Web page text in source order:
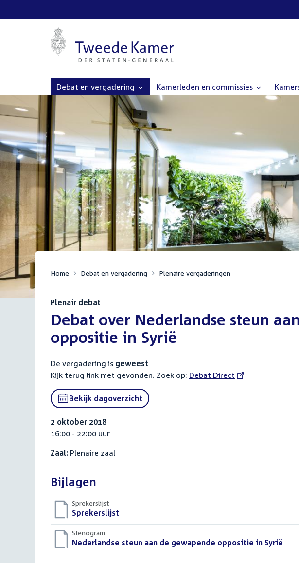
Debat en vergadering Kamerleden en commissies
Home Debat en vergadering Plenaire vergaderingen
Plenair debat
:Debat over Nederlandse steun
oppositie in Syrië
De vergadering is geweest
Kijk terug link niet gevonden. Zoek op: External
Debat Direct
Bekijk dagoverzicht
2 oktober 2018
16:00 - 22:00 uur
Zaal: Plenaire zaal
Bijlagen
Sprekerslijst
Download
bestand:
Sprekerslijst
Stenogram
Download
Nederlandse steun aan de gewapende oppositie in Syrië